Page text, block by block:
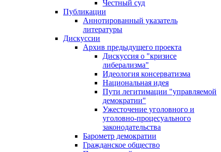
Честный суд
Публикации
Аннотированный указатель
литературы
Дискуссии
Архив предыдущего проекта
Дискуссия о "кризисе
либерализма"
Идеология консерватизма
Национальная идея
Пути легитимации "управляемой
демократии"
Ужесточение уголовного и
уголовно-процесуального
законодательства
Барометр демократии
Гражданское общество